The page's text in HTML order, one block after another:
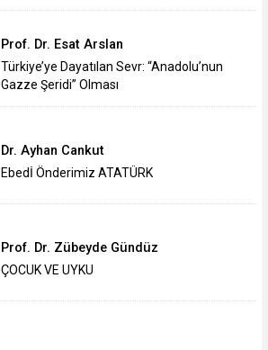
Prof. Dr. Esat Arslan
Türkiye’ye Dayatılan Sevr: “Anadolu’nun
Gazze Şeridi” Olması
Dr. Ayhan Cankut
Ebedİ Önderimiz ATATÜRK
Prof. Dr. Zübeyde Gündüz
ÇOCUK VE UYKU